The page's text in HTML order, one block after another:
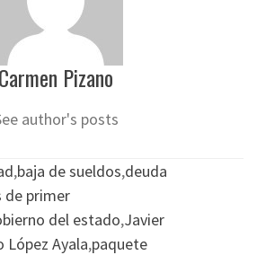
Carmen Pizano
author's posts
,baja de sueldos,deuda
de primer
del estado,Javier
López Ayala,paquete